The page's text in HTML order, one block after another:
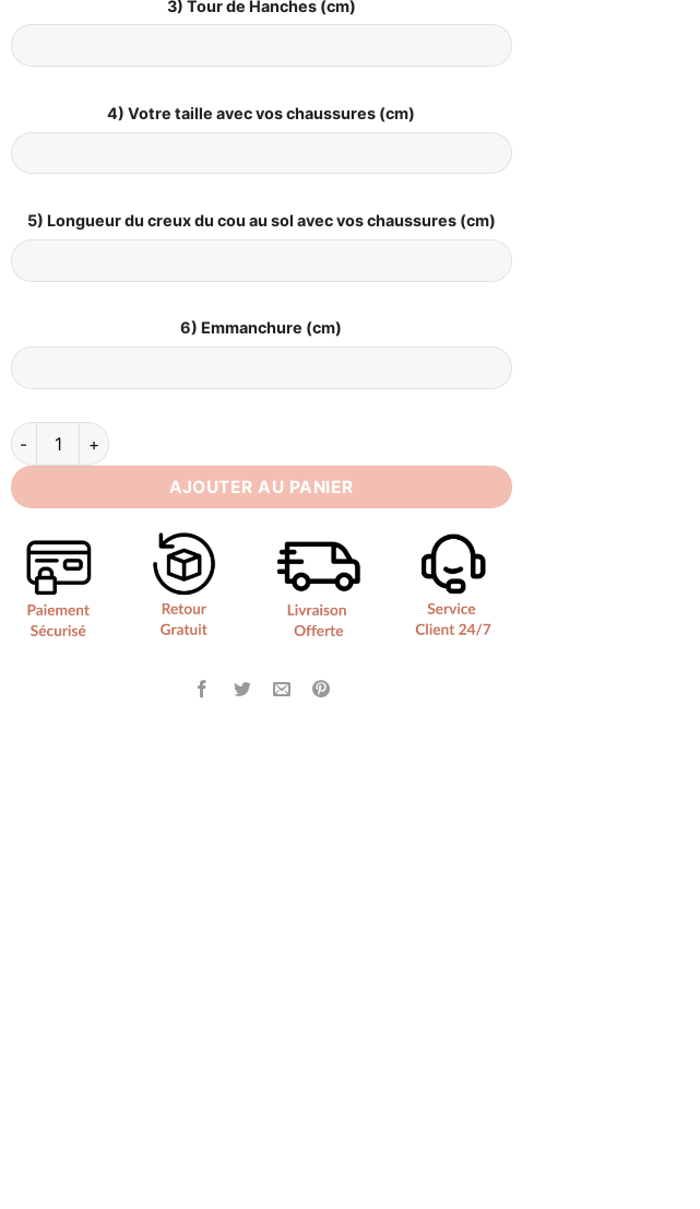
3) Tour de Hanches (cm)
4) Votre taille avec vos chaussures (cm)
5) Longueur du creux du cou au sol avec vos chaussures (cm)
6) Emmanchure (cm)
quantité de Robe de Mariée mi Sirène mi Princesse
AJOUTER AU PANIER